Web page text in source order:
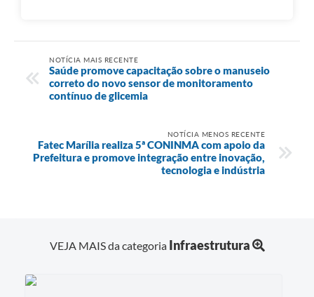
NOTÍCIA MAIS RECENTE
Saúde promove capacitação sobre o manuseio
correto do novo sensor de monitoramento
contínuo de glicemia
NOTÍCIA MENOS RECENTE
Fatec Marília realiza 5ª CONINMA com apoio da
Prefeitura e promove integração entre inovação,
tecnologia e indústria
VEJA MAIS da categoria Infraestrutura